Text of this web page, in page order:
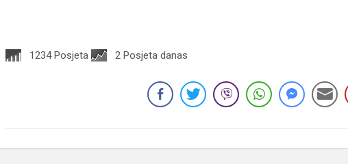
1234 Posjeta 2 Posjeta danas